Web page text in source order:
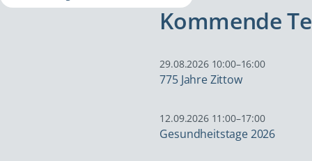
Kommende
29.08.2026 10:00–16:00
775 Jahre Zittow
12.09.2026 11:00–17:00
Gesundheitstage 2026